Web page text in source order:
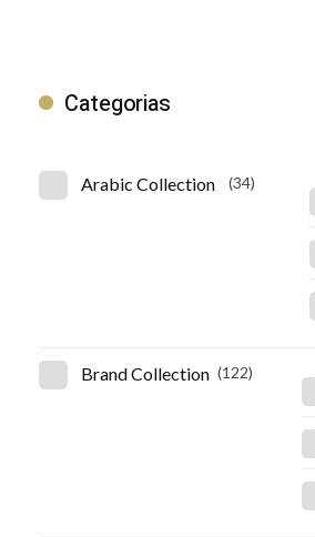
Categorias
Arabic Collection (34)
Brand Collection (122)